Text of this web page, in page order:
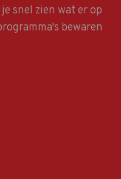
snel zien wat er op
bewaren